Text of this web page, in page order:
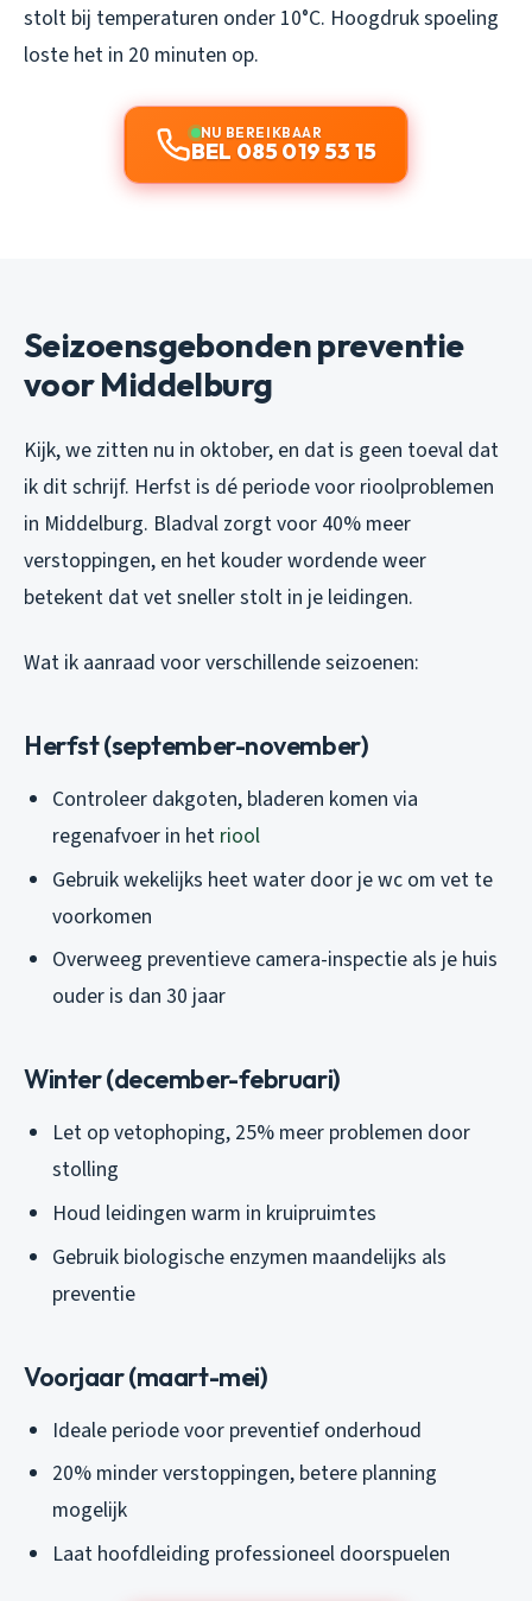
stolt bij temperaturen onder 10°C. Hoogdruk spoeling
loste het in 20 minuten op.
NU BEREIKBAAR
BEL 085 019 53 15
Seizoensgebonden preventie
voor Middelburg
Kijk, we zitten nu in oktober, en dat is geen toeval dat
ik dit schrijf. Herfst is dé periode voor rioolproblemen
in Middelburg. Bladval zorgt voor 40% meer
verstoppingen, en het kouder wordende weer
betekent dat vet sneller stolt in je leidingen.
Wat ik aanraad voor verschillende seizoenen:
Herfst (september-november)
Controleer dakgoten, bladeren komen via
regenafvoer in het riool
Gebruik wekelijks heet water door je wc om vet te
voorkomen
Overweeg preventieve camera-inspectie als je huis
ouder is dan 30 jaar
Winter (december-februari)
Let op vetophoping, 25% meer problemen door
stolling
Houd leidingen warm in kruipruimtes
Gebruik biologische enzymen maandelijks als
preventie
Voorjaar (maart-mei)
Ideale periode voor preventief onderhoud
20% minder verstoppingen, betere planning
mogelijk
Laat hoofdleiding professioneel doorspuelen